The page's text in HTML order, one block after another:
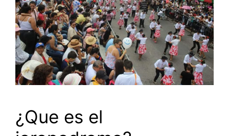
¿Que es el